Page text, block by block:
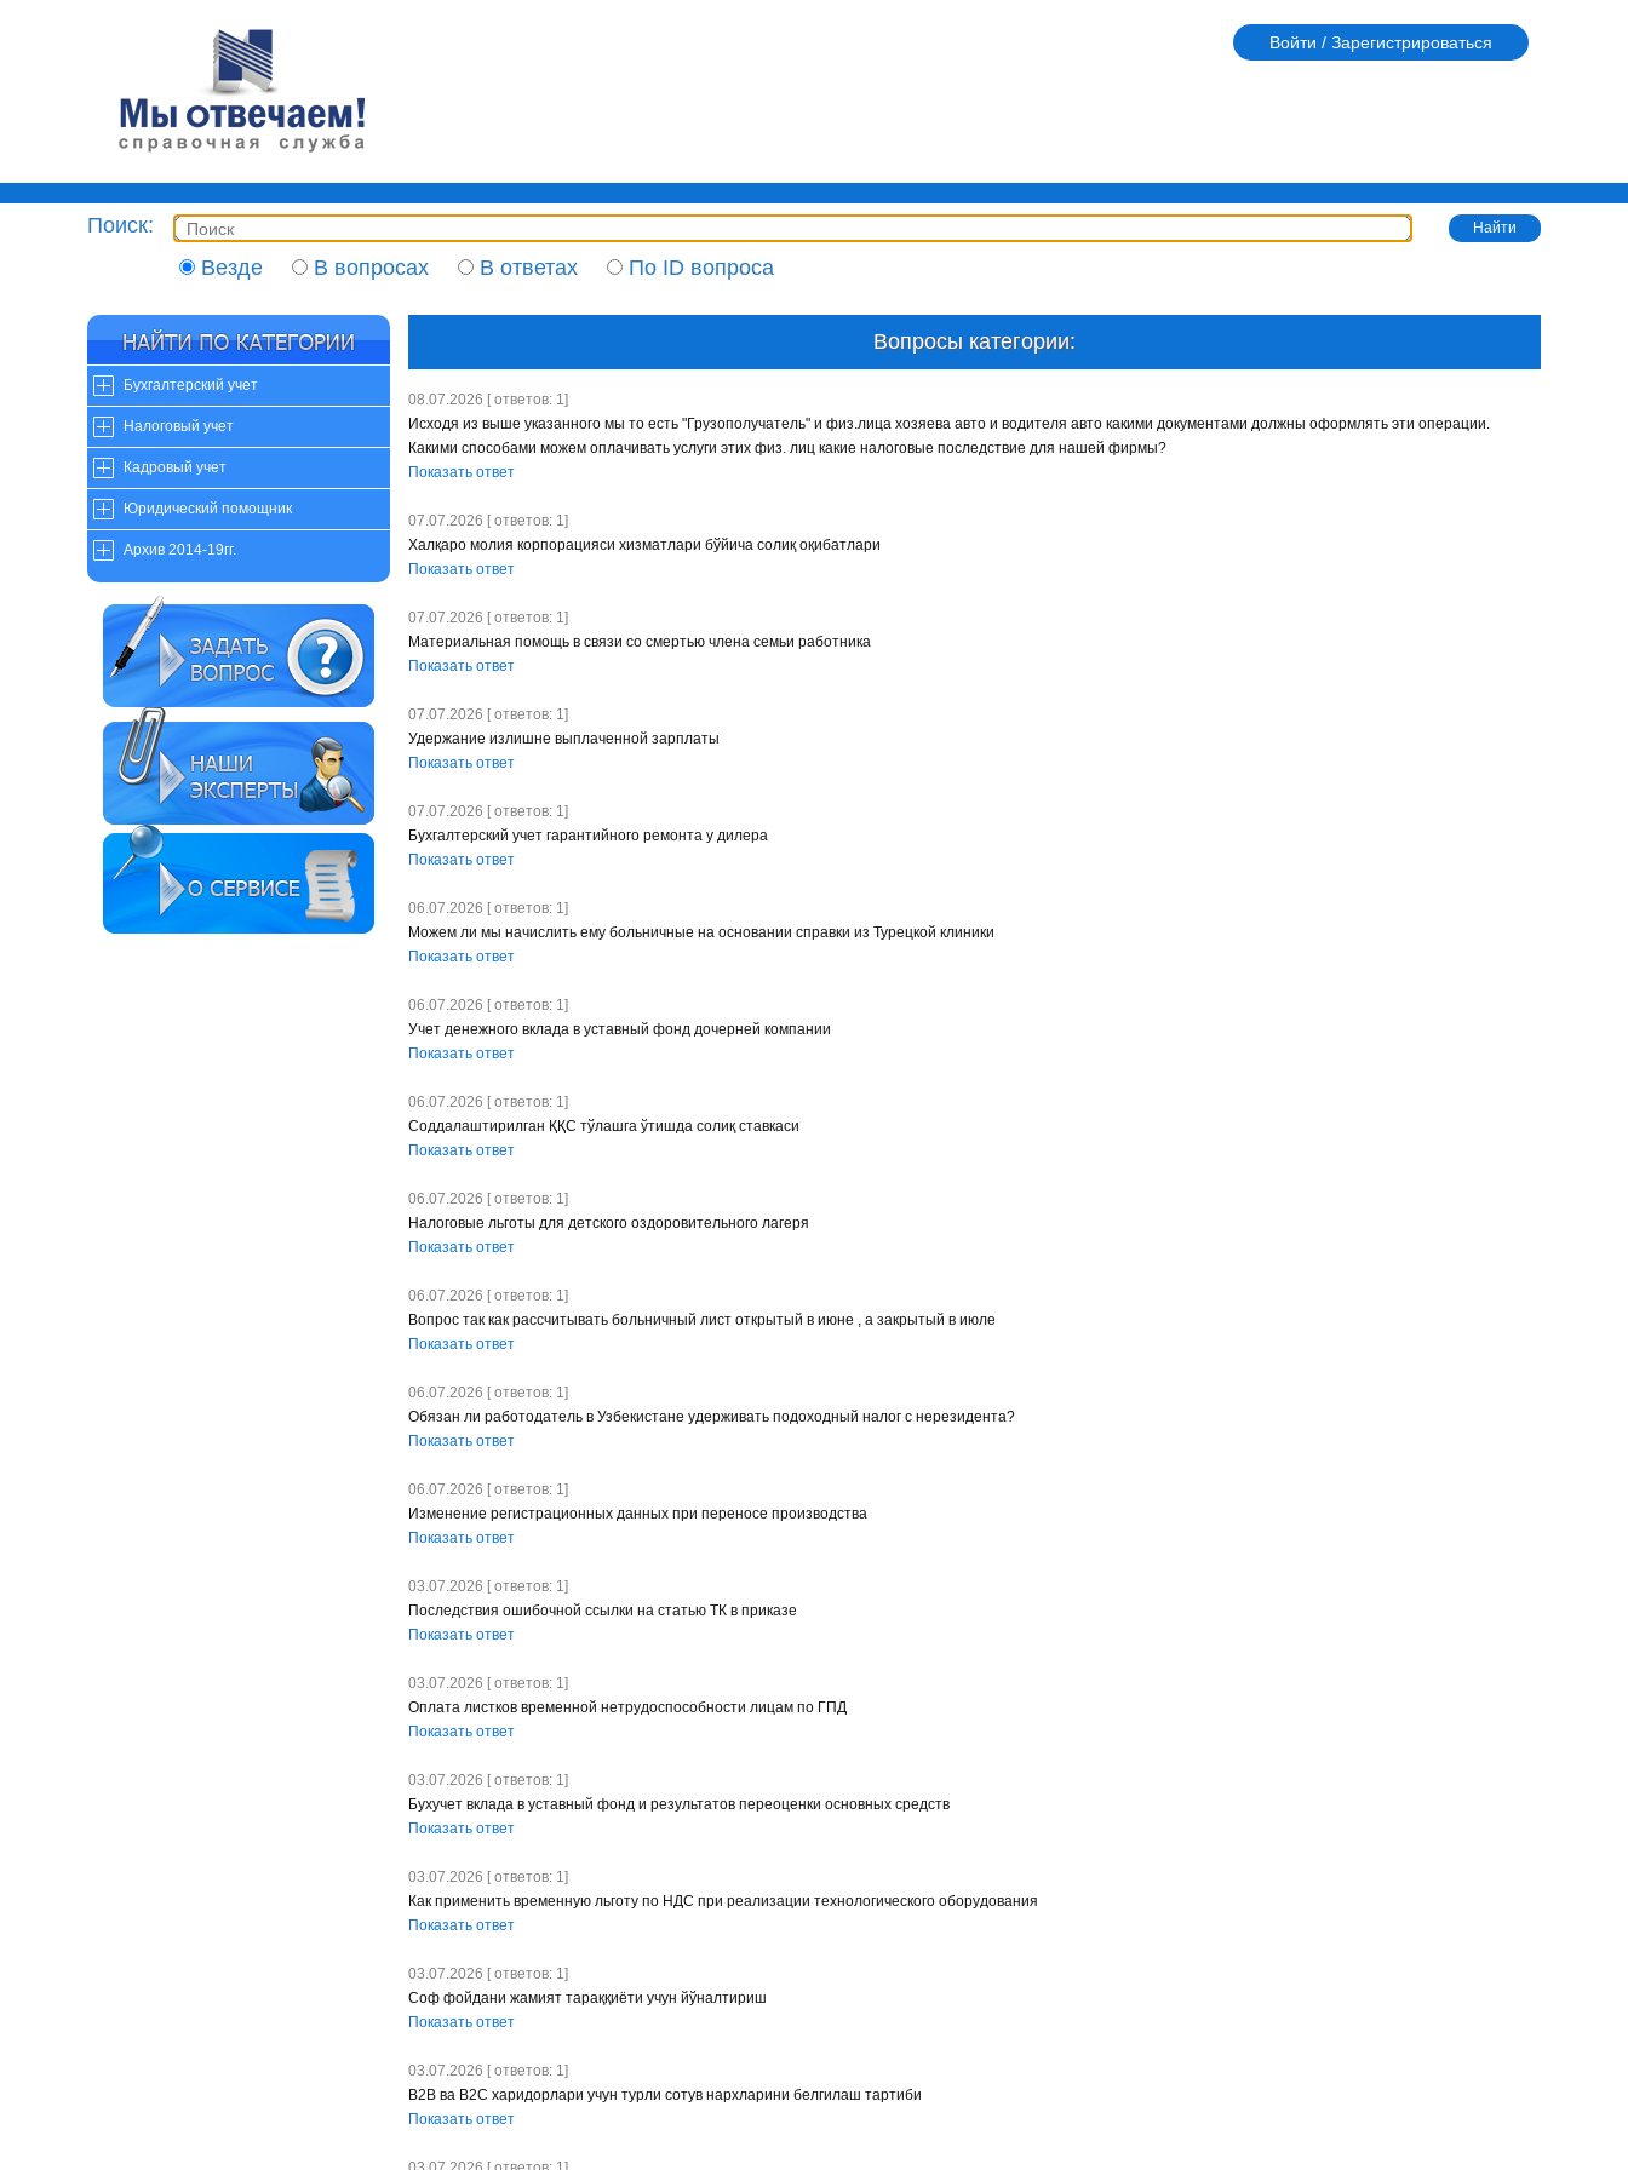
Войти / Зарегистрироваться
Поиск:
Везде
В вопросах В ответах По ID вопроса
Бухгалтерский учет
Налоговый учет
Кадровый учет
Юридический помощник
Архив 2014-19гг.
Вопросы категории:
08.07.2026 [ ответов: 1]
Исходя из выше указанного мы то есть "Грузополучатель" и физ.лица хозяева авто и водителя авто какими документами должны оформлять эти операции.
Какими способами можем оплачивать услуги этих физ. лиц какие налоговые последствие для нашей фирмы?
Показать ответ
07.07.2026 [ ответов: 1]
Халқаро молия корпорацияси хизматлари бўйича солиқ оқибатлари
Показать ответ
07.07.2026 [ ответов: 1]
Материальная помощь в связи со смертью члена семьи работника
Показать ответ
07.07.2026 [ ответов: 1]
Удержание излишне выплаченной зарплаты
Показать ответ
07.07.2026 [ ответов: 1]
Бухгалтерский учет гарантийного ремонта у дилера
Показать ответ
06.07.2026 [ ответов: 1]
Можем ли мы начислить ему больничные на основании справки из Турецкой клиники
Показать ответ
06.07.2026 [ ответов: 1]
Учет денежного вклада в уставный фонд дочерней компании
Показать ответ
06.07.2026 [ ответов: 1]
Соддалаштирилган ҚҚС тўлашга ўтишда солиқ ставкаси
Показать ответ
06.07.2026 [ ответов: 1]
Налоговые льготы для детского оздоровительного лагеря
Показать ответ
06.07.2026 [ ответов: 1]
Вопрос так как рассчитывать больничный лист открытый в июне , а закрытый в июле
Показать ответ
06.07.2026 [ ответов: 1]
Обязан ли работодатель в Узбекистане удерживать подоходный налог с нерезидента?
Показать ответ
06.07.2026 [ ответов: 1]
Изменение регистрационных данных при переносе производства
Показать ответ
03.07.2026 [ ответов: 1]
Последствия ошибочной ссылки на статью ТК в приказе
Показать ответ
03.07.2026 [ ответов: 1]
Оплата листков временной нетрудоспособности лицам по ГПД
Показать ответ
03.07.2026 [ ответов: 1]
Бухучет вклада в уставный фонд и результатов переоценки основных средств
Показать ответ
03.07.2026 [ ответов: 1]
Как применить временную льготу по НДС при реализации технологического оборудования
Показать ответ
03.07.2026 [ ответов: 1]
Соф фойдани жамият тараққиёти учун йўналтириш
Показать ответ
03.07.2026 [ ответов: 1]
B2B ва B2C харидорлари учун турли сотув нархларини белгилаш тартиби
Показать ответ